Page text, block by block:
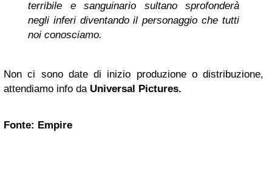
terribile e sanguinario sultano sprofonderà
negli inferi diventando il personaggio che tutti
noi conosciamo.
Non ci sono date di inizio produzione o distribuzione,
attendiamo info da Universal Pictures.
Fonte: Empire